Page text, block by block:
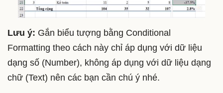
Lưu ý: Gắn biểu tượng bằng Conditional
Formatting theo cách này chỉ áp dụng với dữ liệu
dạng số (Number), không áp dụng với dữ liệu dạng
chữ (Text) nên các bạn cần chú ý nhé.